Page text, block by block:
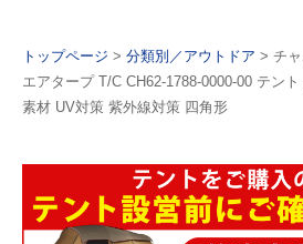
トップページ > 分類別／アウトドア > チ
エアタープ T/C CH62-1788-0000-00 テン
素材 UV対策 紫外線対策 四角形